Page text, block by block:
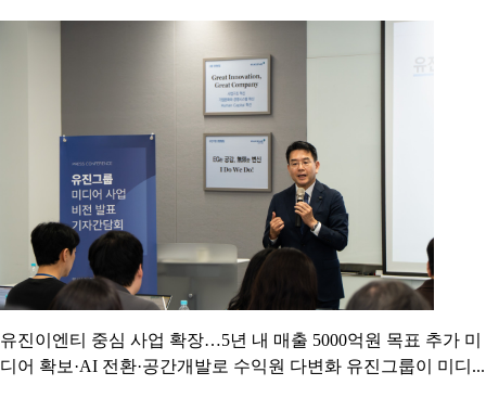
유진이엔티 중심 사업 확장…5년 내 매출 5000억원 목표 추가 미
디어 확보·AI 전환·공간개발로 수익원 다변화 유진그룹이 미디...